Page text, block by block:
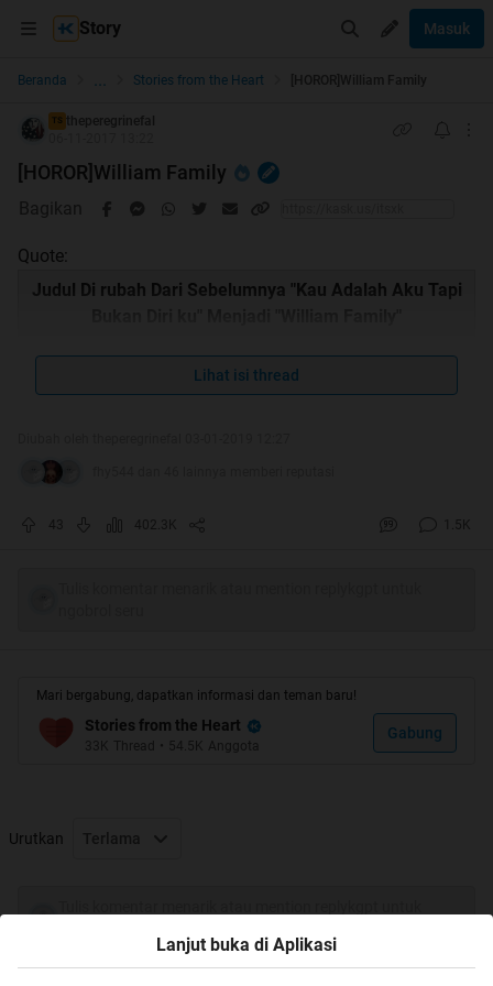
Story Masuk
Beranda ... Stories from the Heart [HOROR]William Family
TS
theperegrinefal
[HOROR]William Family
Bagikan
Quote:
Judul Di rubah Dari Sebelumnya "Kau Adalah Aku Tapi
Lihat isi thread
43 402.3K 1.5K
Mari bergabung, dapatkan informasi dan teman baru!
Stories from the Heart
33K Thread • 54.5K Anggota
Gabung
Urutkan Terlama
Lanjut buka di Aplikasi